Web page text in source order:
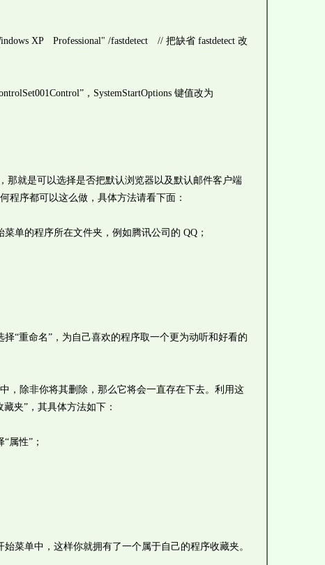
XP Professional" /fastdetect // 把缺省 fastdetect 改
，SystemStartOptions 键值改为
就是可以选择是否把默认浏览器以及默认邮件客户端
程序都可以这么做，具体方法请看下面：
的程序所在文件夹，例如腾讯公司的 QQ；
重命名”，为自己喜欢的程序取一个更为动听和好看的
除非你将其删除，那么它将会一直存在下去。利用这
夹”，其具体方法如下：
属性”；
单中，这样你就拥有了一个属于自己的程序收藏夹。